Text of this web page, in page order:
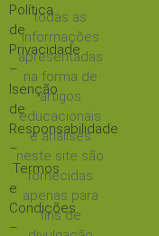
Política
de
Privacidade
–
Isenção
de
Responsabilidade
–
Termos
e
Condições
–
todas as
informações
apresentadas
na forma de
artigos
educacionais
e análises
neste site são
fornecidas
apenas para
fins de